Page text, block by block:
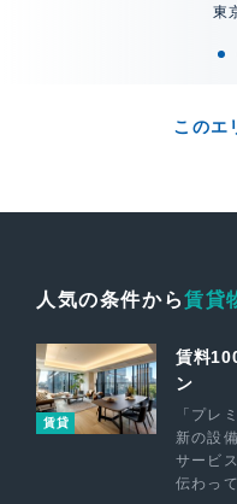
東
このエ
人気の条件から賃貸
賃貸
賃料
ン
「プレ
新の設
サービ
伝わっ